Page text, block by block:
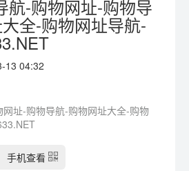
航-购物网址-购物导
全-购物网址导航-
13 04:32
址-购物导航-购物网址大全-购物
手机查看